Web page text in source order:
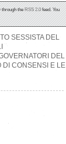
through theRSS 2.0feed. You
SESSISTA DEL
DEL
DI CONSENSI E LE